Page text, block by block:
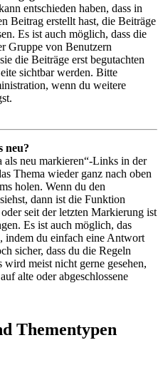
entschieden haben, dass in
Beitrag erstellt hast, die Beiträge
Es ist auch möglich, dass die
Gruppe von Benutzern
die Beiträge erst begutachten
sichtbar werden. Bitte
wenn du weitere
neu?
neu markieren“-Links in der
Thema wieder ganz nach oben
holen. Wenn du den
dann ist die Funktion
seit der letzten Markierung ist
Es ist auch möglich, das
indem du einfach eine Antwort
sicher, dass du die Regeln
wird meist nicht gerne gesehen,
alte oder abgeschlossene
Thementypen